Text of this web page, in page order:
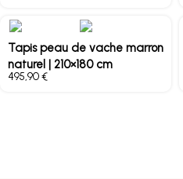
Tapis peau de vache marron
naturel | 210×180 cm
€